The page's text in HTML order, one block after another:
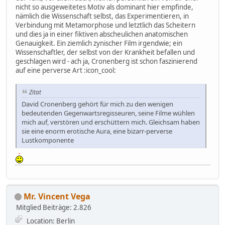
nicht so ausgeweitetes Motiv als dominant hier empfinde,
nämlich die Wissenschaft selbst, das Experimentieren, in
Verbindung mit Metamorphose und letztlich das Scheitern
und dies ja in einer fiktiven abscheulichen anatomischen
Genauigkeit. Ein ziemlich zynischer Film irgendwie; ein
Wissenschaftler, der selbst von der Krankheit befallen und
geschlagen wird - ach ja, Cronenberg ist schon faszinierend
auf eine perverse Art :icon_cool:
Zitat
David Cronenberg gehört für mich zu den wenigen
bedeutenden Gegenwartsregisseuren, seine Filme wühlen
mich auf, verstören und erschüttern mich. Gleichsam haben
sie eine enorm erotische Aura, eine bizarr-perverse
Lustkomponente
Mr. Vincent Vega
Mitglied Beiträge: 2.826
Location: Berlin